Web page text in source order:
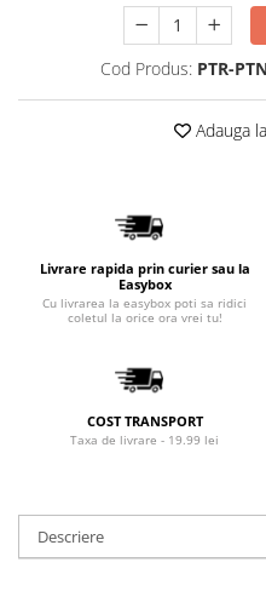
Cod Produs: PTR-
Adauga
Livrare rapida prin curier sau la
Easybox
Cu livrarea la easybox poti sa ridici
coletul la orice ora vrei tu!
COST TRANSPORT
Taxa de livrare - 19.99 lei
Descriere